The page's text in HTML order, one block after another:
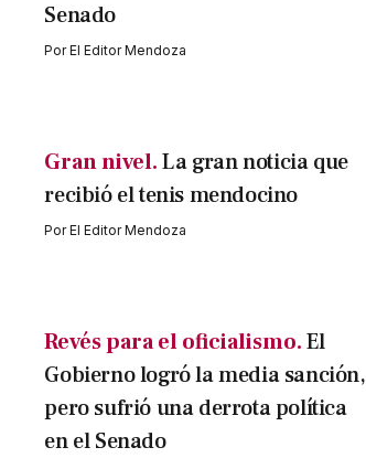
Senado
PorEl Editor Mendoza
Gran nivel. La gran noticia que
recibió el tenis mendocino
PorEl Editor Mendoza
Revés para el oficialismo. El
Gobierno logró la media sanción,
pero sufrió una derrota política
en el Senado